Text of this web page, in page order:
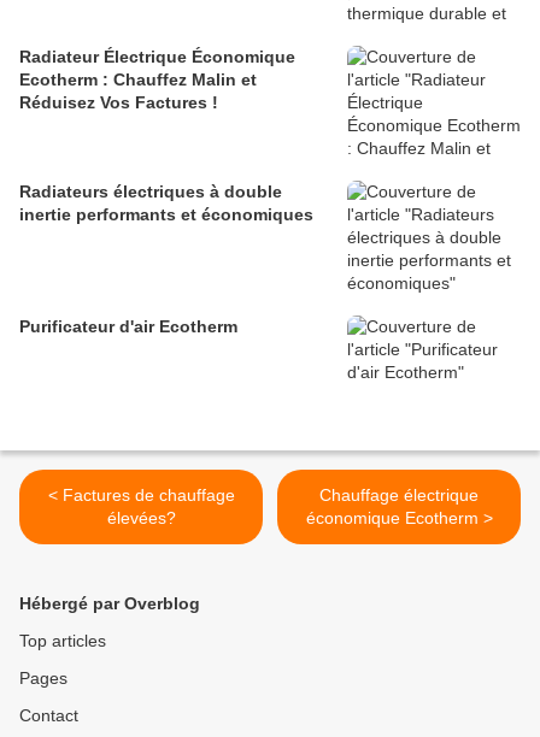
Radiateur Électrique Économique
Ecotherm : Chauffez Malin et
Réduisez Vos Factures !
Radiateurs électriques à double
inertie performants et économiques
Purificateur d'air Ecotherm
< Factures de chauffage
élevées?
Chauffage électrique
économique Ecotherm >
Hébergé par Overblog
Top articles
Pages
Contact